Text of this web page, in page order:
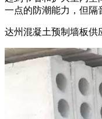
一点的防潮能力，但隔
达州混凝土预制墙板供